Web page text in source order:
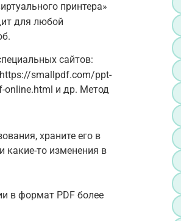
принтера»
для любой
сайтов:
smallpdf.com/ppt-
online.html и др. Метод
храните его в
какие-то изменения в
в формат PDF более